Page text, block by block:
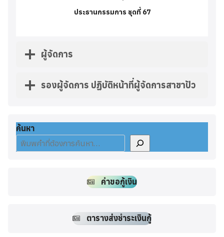
ประธานกรรมการ ชุดที่ 67
ผู้จัดการ
รองผู้จัดการ ปฏิบัติหน้าที่ผู้จัดการสาขาปัว
ค้นหา
คำขอกู้เงิน
ตารางส่งชำระเงินกู้